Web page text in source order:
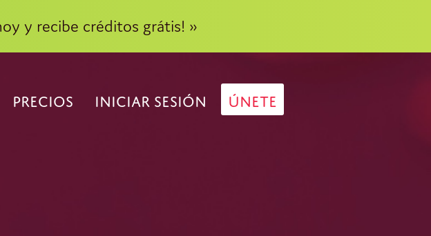
y recibe créditos grátis! »
PRECIOS INICIAR SESIÓN ÚNETE